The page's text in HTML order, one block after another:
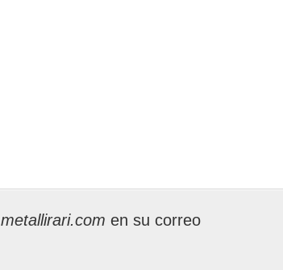
metallirari.com en su correo